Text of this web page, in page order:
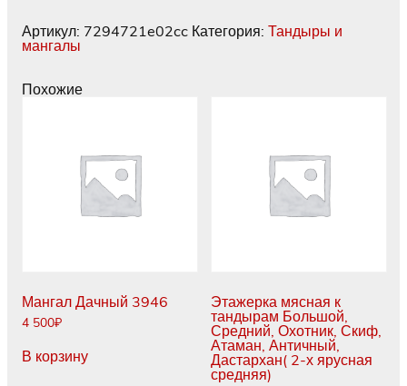
(Античный)
Артикул: 7294721e02cc Категория: Тандыры и
мангалы
Похожие
Мангал Дачный 3946
4 500₽
В корзину
Этажерка мясная к
тандырам Большой,
Средний, Охотник, Скиф,
Атаман, Античный,
Дастархан( 2-х ярусная
средняя)